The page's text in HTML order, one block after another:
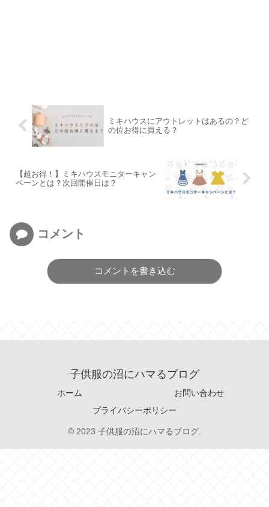
ミキハウスにアウトレットはあるの？ど
の位お得に買える？
【超お得！】ミキハウスモニターキャン
ペーンとは？次回開催日は？
コメント
コメントを書き込む
子供服の沼にハマるブログ
ホーム
お問い合わせ
プライバシーポリシー
© 2023 子供服の沼にハマるブログ.